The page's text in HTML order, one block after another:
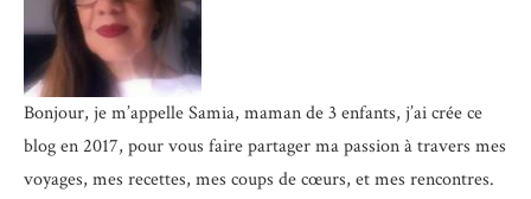
Bonjour, je m’appelle Samia, maman de 3 enfants, j’ai crée ce
blog en 2017, pour vous faire partager ma passion à travers mes
voyages, mes recettes, mes coups de cœurs, et mes rencontres.